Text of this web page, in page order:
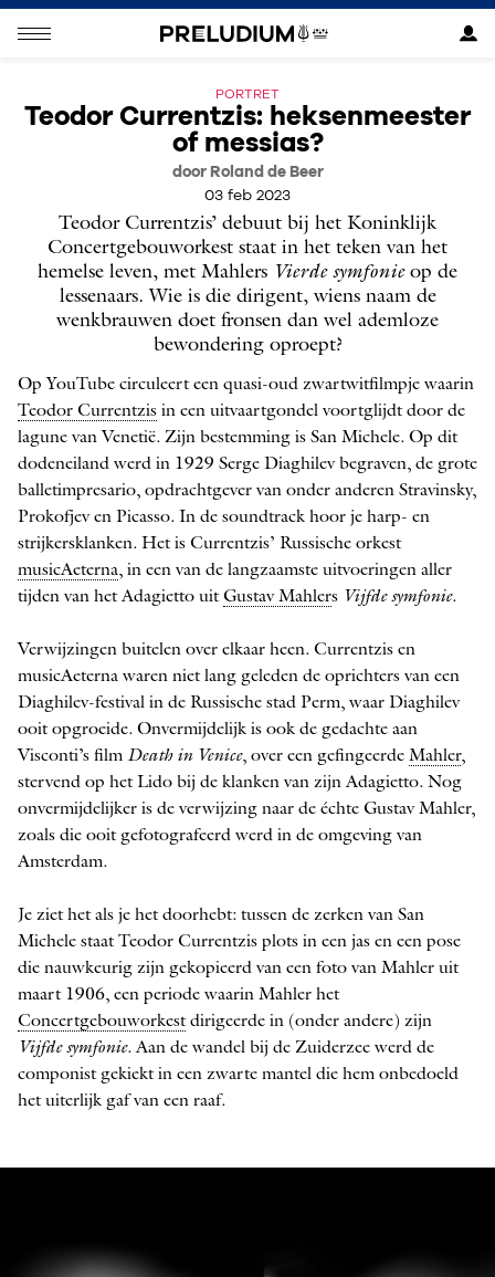
PORTRET
Teodor Currentzis: heksenmeester
of messias?
door Roland de Beer
03 feb 2023
Teodor Currentzis’ debuut bij het Koninklijk
Concertgebouworkest staat in het teken van het
hemelse leven, met Mahlers Vierde symfonieop de
lessenaars. Wie is die dirigent, wiens naam de
wenkbrauwen doet fronsen dan wel ademloze
bewondering oproept?
Op YouTube circuleert een quasi-oud zwartwitfilmpje waarin
Teodor Currentzis in een uitvaartgondel voortglijdt door de
lagune van Venetië. Zijn bestemming is San Michele. Op dit
dodeneiland werd in 1929 Serge Diaghilev begraven, de grote
ballet­impresario, opdrachtgever van onder anderen Stravinsky,
Prokofjev en Picasso. In de soundtrack hoor je harp- en
strijkersklanken. Het is Currentzis’ Russische orkest
musicAeterna, in een van de langzaamste uitvoeringen aller
tijden van het Adagietto uitGustav Mahlers Vijfde symfonie.
Verwijzingen buitelen over elkaar heen. Currentzis en
musicAeterna waren niet lang geleden de oprichters van een
Diaghilev-­festival in de Russische stad Perm, waar Diaghilev
ooit opgroeide. Onvermijdelijk is ook de gedachte aan
Visconti’s film Death in Venice, over een gefingeerde Mahler,
stervend op het Lido bij de klanken van zijn Adagietto. Nog
onvermijdelijker is de verwijzing naar de échte Gustav Mahler,
zoals die ooit gefotografeerd werd in de omgeving van
Amsterdam.
Je ziet het als je het doorhebt: tussen de zerken van San
Michele staat Teodor Currentzis plots in een jas en een pose
die nauwkeurig zijn gekopieerd van een foto van Mahler uit
maart 1906, een periode waarin Mahler het
Concertgebouworkestdirigeerde in (onder andere) zijn
Vijfde symfonie. Aan de wandel bij de Zuiderzee werd de
componist gekiekt in een zwarte mantel die hem onbedoeld
het uiterlijk gaf van een raaf.